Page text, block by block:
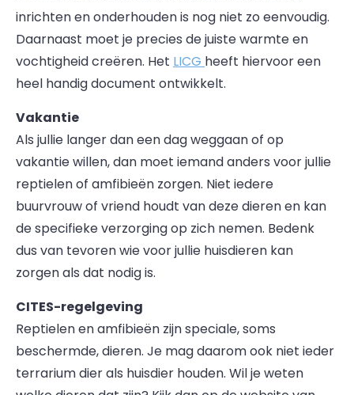
inrichten en onderhouden is nog niet zo eenvoudig.
Daarnaast moet je precies de juiste warmte en
vochtigheid creëren. Het LICG heeft hiervoor een
heel handig document ontwikkelt.
Vakantie
Als jullie langer dan een dag weggaan of op
vakantie willen, dan moet iemand anders voor jullie
reptielen of amfibieën zorgen. Niet iedere
buurvrouw of vriend houdt van deze dieren en kan
de specifieke verzorging op zich nemen. Bedenk
dus van tevoren wie voor jullie huisdieren kan
zorgen als dat nodig is.
CITES-regelgeving
Reptielen en amfibieën zijn speciale, soms
beschermde, dieren. Je mag daarom ook niet ieder
terrarium dier als huisdier houden. Wil je weten